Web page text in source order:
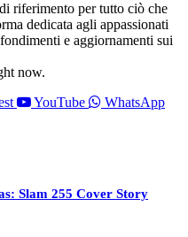
riferimento per tutto ciò che
dedicata agli appassionati
e aggiornamenti sui
now.
YouTube WhatsApp
Slam 255 Cover Story